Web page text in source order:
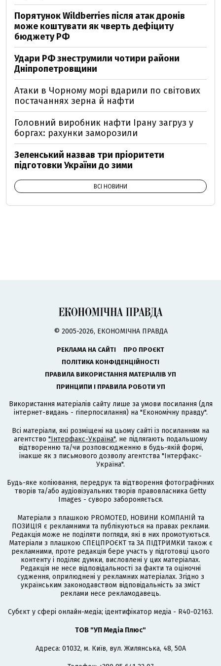
Порятунок Wildberries після атак дронів
може коштувати як чверть дефіциту
бюджету РФ
Удари РФ знеструмили чотири райони
Дніпропетровщини
Атаки в Чорному морі вдарили по світових
постачаннях зерна й нафти
Головний виробник нафти Ірану загруз у
боргах: рахунки заморозили
Зеленський назвав три пріоритети
підготовки України до зими
ВСІ НОВИНИ
© 2005-2026, ЕКОНОМІЧНА ПРАВДА
РЕКЛАМА НА САЙТІ
ПРО ПРОЄКТ
ПОЛІТИКА КОНФІДЕНЦІЙНОСТІ
ПРАВИЛА ВИКОРИСТАННЯ МАТЕРІАЛІВ УП
ПРИНЦИПИ І ПРАВИЛА РОБОТИ УП
Використання матеріалів сайту лише за умови посилання (для
інтернет-видань - гіперпосилання) на "Економічну правду".
Всі матеріали, які розміщені на цьому сайті із посиланням на
агентство "Інтерфакс-Україна", не підлягають подальшому
відтворенню та/чи розповсюдженню в будь-якій формі,
інакше як з письмового дозволу агентства "Інтерфакс-
Україна".
Будь-яке копіювання, передрук та відтворення фотографічних
творів та/або аудіовізуальних творів правовласника Getty
Images - суворо забороняється.
Матеріали з плашкою PROMOTED, НОВИНИ КОМПАНІЙ та
ПОЗИЦІЯ є рекламними та публікуються на правах реклами.
Редакція може не поділяти погляди, які в них промотуються.
Матеріали з плашкою СПЕЦПРОЄКТ та ЗА ПІДТРИМКИ також є
рекламними, проте редакція бере участь у підготовці цього
контенту і поділяє думки, висловлені у цих матеріалах.
Редакція не несе відповідальності за факти та оціночні
судження, оприлюднені у рекламних матеріалах. Згідно з
українським законодавством відповідальність за зміст
реклами несе рекламодавець.
Cубєкт у сфері онлайн-медіа; ідентифікатор медіа - R40-02163.
ТОВ "УП Медіа Плюс"
Адреса: 01032, м. Київ, вул. Жилянська, 48, 50А